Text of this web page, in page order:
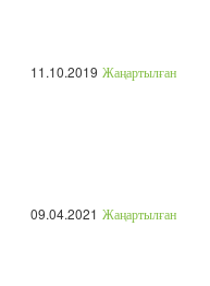
11.10.2019 Жаңартылған
09.04.2021 Жаңартылған